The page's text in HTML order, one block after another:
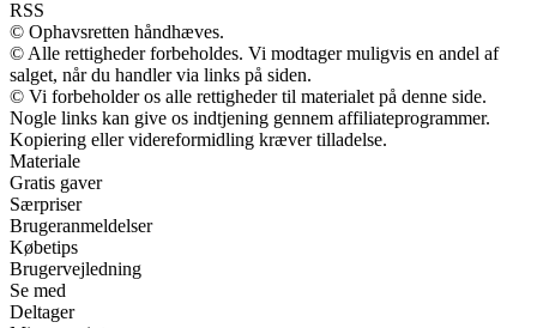
RSS
© Ophavsretten håndhæves.
© Alle rettigheder forbeholdes. Vi modtager muligvis en andel af
salget, når du handler via links på siden.
© Vi forbeholder os alle rettigheder til materialet på denne side.
Nogle links kan give os indtjening gennem affiliateprogrammer.
Kopiering eller videreformidling kræver tilladelse.
Materiale
Gratis gaver
Særpriser
Brugeranmeldelser
Købetips
Brugervejledning
Se med
Deltager